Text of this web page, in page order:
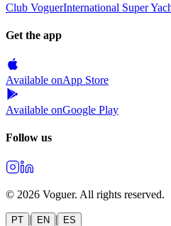
Club VoguerInternational Super
Get the app
Available onApp Store
Available onGoogle Play
Follow us
© 2026 Voguer. All rights reserved.
PT | EN | ES